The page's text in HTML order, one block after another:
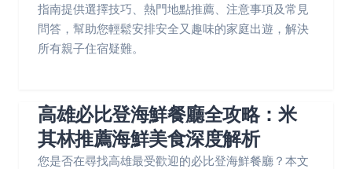
指南提供選擇技巧、熱門地點推薦、注意事項及常見
問答，幫助您輕鬆安排安全又趣味的家庭出遊，解決
所有親子住宿疑難。
高雄必比登海鮮餐廳全攻略：米
其林推薦海鮮美食深度解析
您是否在尋找高雄最受歡迎的必比登海鮮餐廳？本文